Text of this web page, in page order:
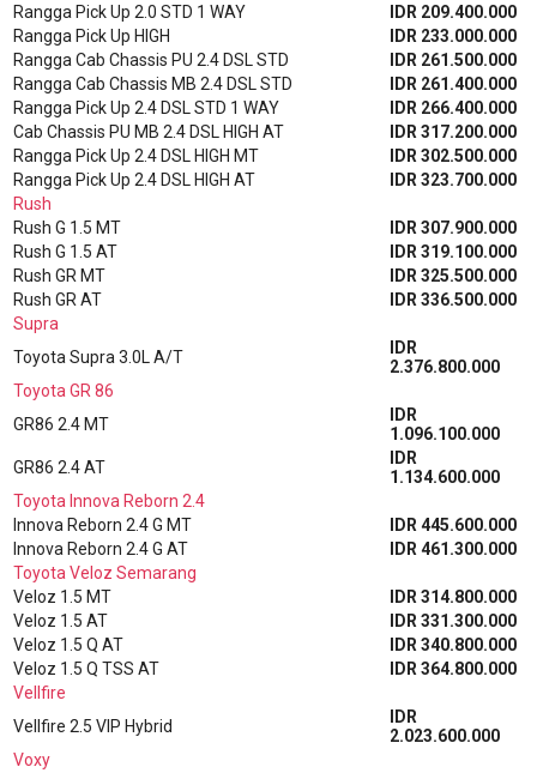
Rangga Pick Up 2.0 STD 1 WAY
IDR 209.400.000
Rangga Pick Up HIGH
IDR 233.000.000
Rangga Cab Chassis PU 2.4 DSL STD
IDR 261.500.000
Rangga Cab Chassis MB 2.4 DSL STD
IDR 261.400.000
Rangga Pick Up 2.4 DSL STD 1 WAY
IDR 266.400.000
Cab Chassis PU MB 2.4 DSL HIGH AT
IDR 317.200.000
Rangga Pick Up 2.4 DSL HIGH MT
IDR 302.500.000
Rangga Pick Up 2.4 DSL HIGH AT
IDR 323.700.000
Rush
Rush G 1.5 MT
IDR 307.900.000
Rush G 1.5 AT
IDR 319.100.000
Rush GR MT
IDR 325.500.000
Rush GR AT
IDR 336.500.000
Supra
Toyota Supra 3.0L A/T
IDR
2.376.800.000
Toyota GR 86
GR86 2.4 MT
IDR
1.096.100.000
GR86 2.4 AT
IDR
1.134.600.000
Toyota Innova Reborn 2.4
Innova Reborn 2.4 G MT
IDR 445.600.000
Innova Reborn 2.4 G AT
IDR 461.300.000
Toyota Veloz Semarang
Veloz 1.5 MT
IDR 314.800.000
Veloz 1.5 AT
IDR 331.300.000
Veloz 1.5 Q AT
IDR 340.800.000
Veloz 1.5 Q TSS AT
IDR 364.800.000
Vellfire
Vellfire 2.5 VIP Hybrid
IDR
2.023.600.000
Voxy